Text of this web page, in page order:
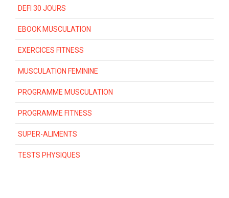
DEFI 30 JOURS
EBOOK MUSCULATION
EXERCICES FITNESS
MUSCULATION FEMININE
PROGRAMME MUSCULATION
PROGRAMME FITNESS
SUPER-ALIMENTS
TESTS PHYSIQUES